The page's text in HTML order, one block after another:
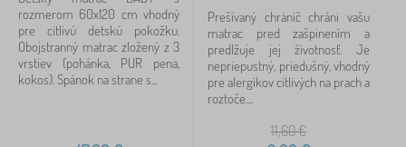
rozmerom 60x120 cm vhodný
pre citlivú detskú pokožku.
Obojstranný matrac zložený z 3
vrstiev (pohánka, PUR pena,
kokos). Spánok na strane s...
Prešívaný chránič chráni vašu
matrac pred zašpinením a
predlžuje jej životnosť. Je
nepriepustný, priedušný, vhodný
pre alergikov citlivých na prach a
roztoče....
11,60€